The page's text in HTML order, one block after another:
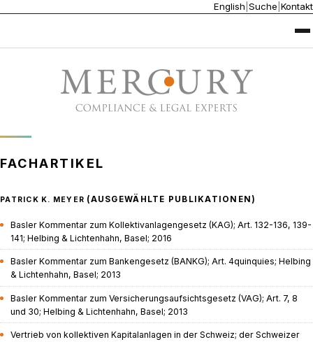
English Suche Kontakt
FACHARTIKEL
PATRICK K. MEYER (AUSGEWÄHLTE PUBLIKATIONEN)
Basler Kommentar zum Kollektivanlagengesetz (KAG); Art. 132-136, 139-
141; Helbing & Lichtenhahn, Basel; 2016
Basler Kommentar zum Bankengesetz (BANKG); Art. 4quinquies; Helbing
& Lichtenhahn, Basel; 2013
Basler Kommentar zum Versicherungsaufsichtsgesetz (VAG); Art. 7, 8
und 30; Helbing & Lichtenhahn, Basel; 2013
Vertrieb von kollektiven Kapitalanlagen in der Schweiz; der Schweizer